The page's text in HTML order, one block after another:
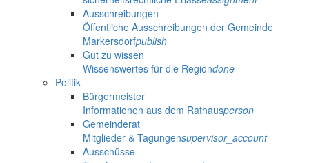
Ausschreibungen
Öffentliche Ausschreibungen der Gemeinde
Markersdorfpublish
Gut zu wissen
Wissenswertes für die Regiondone
Politik
Bürgermeister
Informationen aus dem Rathausperson
Gemeinderat
Mitglieder & Tagungensupervisor_account
Ausschüsse